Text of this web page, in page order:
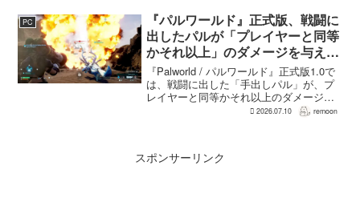
果だと説明。そのうえで、同社らし...
PC
『パルワールド』正式版、戦闘に
出したパルが「プレイヤーと同等
かそれ以上」のダメージを与えら
れるように
『Palworld / パルワールド』正式版1.0で
は、戦闘に出した「手出しパル」が、プ
レイヤーと同等かそれ以上のダメージを
敵に与えられるようになった。ほぼすべ
2026.07.10 remoon
スポンサーリンク